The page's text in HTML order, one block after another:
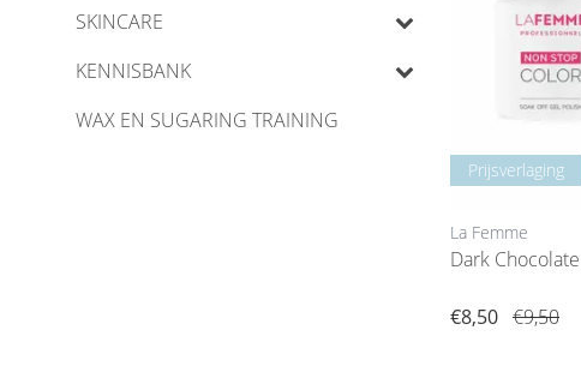
SKINCARE
KENNISBANK
WAX EN SUGARING TRAINING
Prijsverlaging
La Femme
€8,50 €9,50